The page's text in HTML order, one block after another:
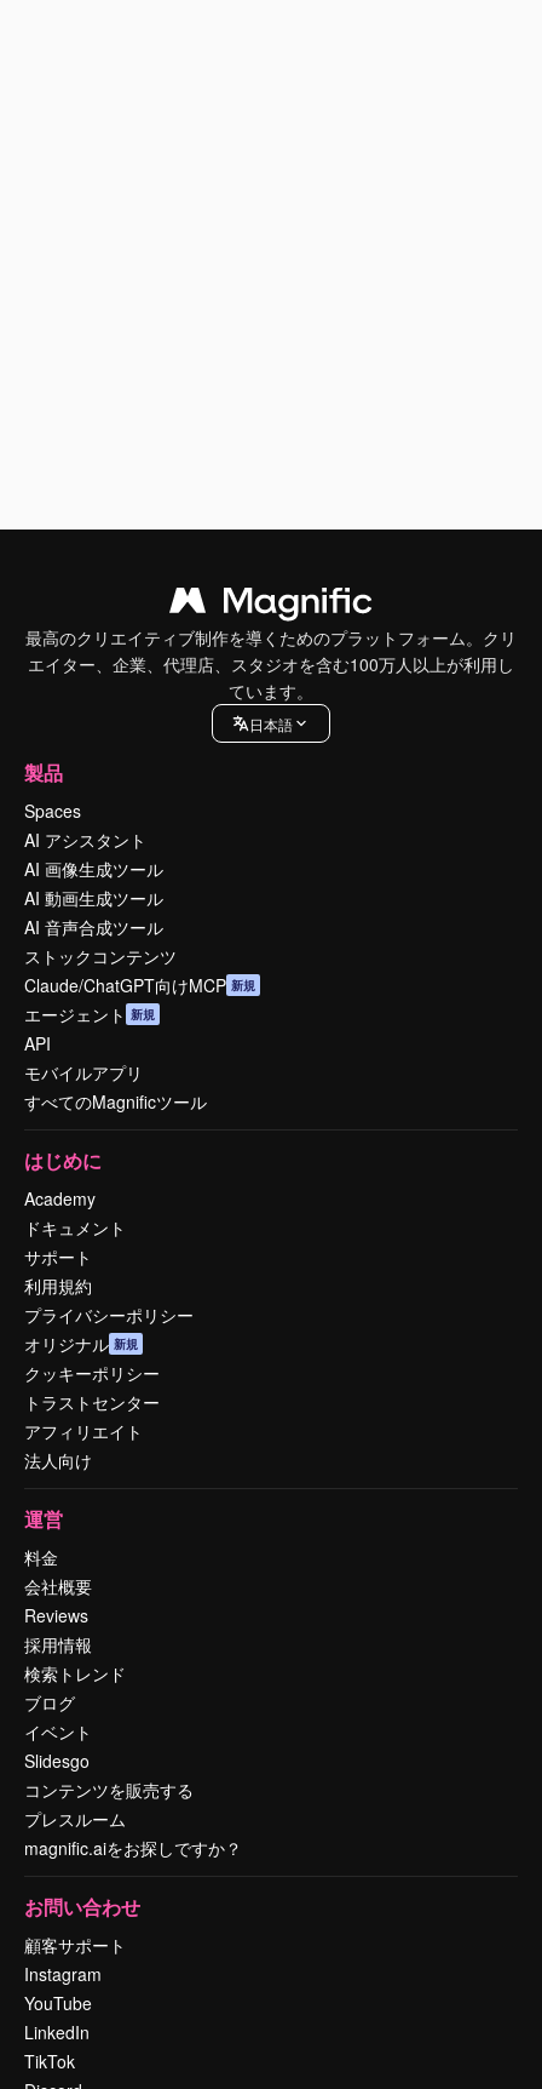
最高のクリエイティブ制作を導くためのプラットフォーム。クリ
エイター、企業、代理店、スタジオを含む100万人以上が利用し
ています。
日本語
製品
Spaces
AI アシスタント
AI 画像生成ツール
AI 動画生成ツール
AI 音声合成ツール
ストックコンテンツ
Claude/ChatGPT向けMCP 新規
エージェント 新規
API
モバイルアプリ
すべてのMagnificツール
はじめに
Academy
ドキュメント
サポート
利用規約
プライバシーポリシー
オリジナル 新規
クッキーポリシー
トラストセンター
アフィリエイト
法人向け
運営
料金
会社概要
Reviews
採用情報
検索トレンド
ブログ
イベント
Slidesgo
コンテンツを販売する
プレスルーム
magnific.aiをお探しですか？
お問い合わせ
顧客サポート
Instagram
YouTube
LinkedIn
TikTok